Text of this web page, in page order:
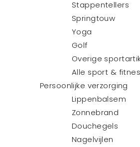
Stappentellers
Springtouw
Yoga
Golf
Overige
Alle sport &
Persoonlijke verzorging
Lippenbalsem
Zonnebrand
Douchegels
Nagelvijlen